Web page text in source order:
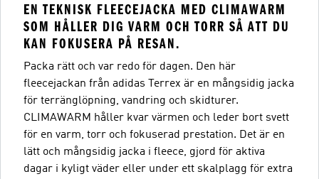
EN TEKNISK FLEECEJACKA MED CLIMAWARM
SOM HÅLLER DIG VARM OCH TORR SÅ ATT DU
KAN FOKUSERA PÅ RESAN.
Packa rätt och var redo för dagen. Den här
fleecejackan från adidas Terrex är en mångsidig jacka
för terränglöpning, vandring och skidturer.
CLIMAWARM håller kvar värmen och leder bort svett
för en varm, torr och fokuserad prestation. Det är en
lätt och mångsidig jacka i fleece, gjord för aktiva
dagar i kyligt väder eller under ett skalplagg för extra